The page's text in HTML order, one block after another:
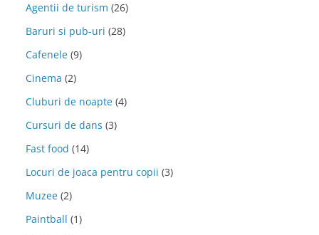
Agentii de turism (26)
Baruri si pub-uri (28)
Cafenele (9)
Cinema (2)
Cluburi de noapte (4)
Cursuri de dans (3)
Fast food (14)
Locuri de joaca pentru copii (3)
Muzee (2)
Paintball (1)